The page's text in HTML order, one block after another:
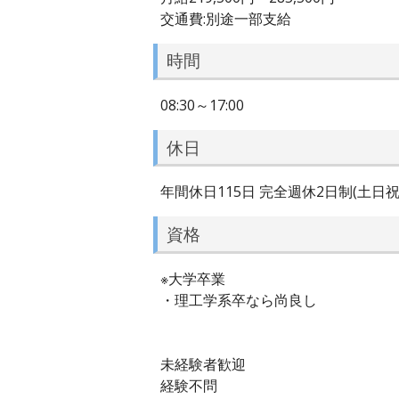
交通費:別途一部支給
時間
08:30～17:00
休日
年間休日115日 完全週休2日制(土日
資格
※大学卒業
・理工学系卒なら尚良し
未経験者歓迎
経験不問